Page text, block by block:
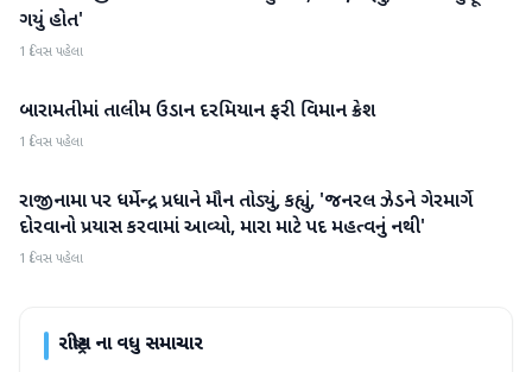
ગયું હોત'
1 દિવસ પહેલા
રાષ્ટ્રીય
બારામતીમાં તાલીમ ઉડાન દરમિયાન ફરી વિમાન ક્રેશ
1 દિવસ પહેલા
રાષ્ટ્રીય
રાજીનામા પર ધર્મેન્દ્ર પ્રધાને મૌન તોડ્યું, કહ્યું, 'જનરલ ઝેડને ગેરમાર્ગે
દોરવાનો પ્રયાસ કરવામાં આવ્યો, મારા માટે પદ મહત્વનું નથી'
1 દિવસ પહેલા
રાષ્ટ્રીયના વધુ સમાચાર